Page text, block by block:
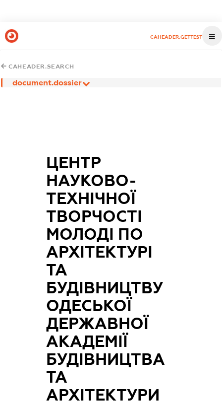
CAHEADER.GETTEST
CAHEADER.SEARCH
document.dossier
ЦЕНТР
НАУКОВО-
ТЕХНІЧНОЇ
ТВОРЧОСТІ
МОЛОДІ ПО
АРХІТЕКТУРІ
ТА
БУДІВНИЦТВУ
ОДЕСЬКОЇ
ДЕРЖАВНОЇ
АКАДЕМІЇ
БУДІВНИЦТВА
ТА
АРХІТЕКТУРИ